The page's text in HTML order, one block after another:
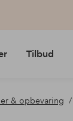
Tilbud
& opbevaring